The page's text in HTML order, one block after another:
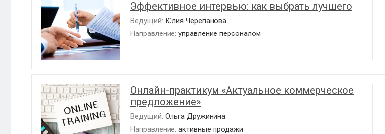
Эффективное интервью: как выбрать лучшего
Ведущий: Юлия Черепанова
Направление: управление персоналом
Онлайн-практикум «Актуальное коммерческое
предложение»
Ведущий: Ольга Дружинина
Направление: активные продажи